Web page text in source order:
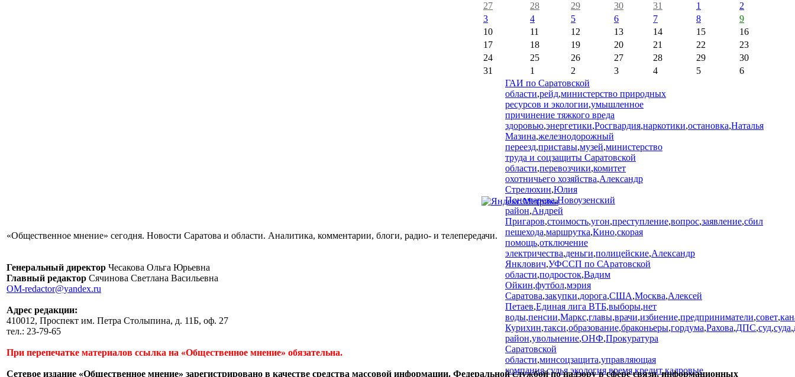
27
28 29 30 31 1
2
3
4 5 6 7 8
9
10
11 12 13 14 15
16
17
18 19 20 21 22
23
24
25 26 27 28 29
30
31
1 2 3 4 5
6
ГАИ по Саратовской
области,рейд,министерство природных
ресурсов и экологии,умышленное
причинение тяжкого вреда
здоровью,энергетики,Росгвардия,наркотики,остановка,Наталья
Мазина,железнодорожный
переезд,приставы,музей,министерство
труда и соцзащиты Саратовской
области,перевозчики,комитет
охотничьего хозяйства,Александр
Стрелюхин,Юлия
Пономарева,Новоузенский
район,Андрей
Пригаров,стоимость,угон,преступление,вопрос,заявление,сбил
пешехода,маршрутка,Кино,скорая
помощь,отключение
электричества,деньги,полицейские,Александр
Янклович,УФССП по САратовской
области,подросток,Вадим
Ойкин,футбол,мэрия
Саратова,закупки,дорога,США,Москва,Алексей
Петаев,Единая лига ВТБ,выборы,нет
воды,пенсии,Маркс,главы,врачи,избиение,предприниматели,совет,
Курихин,такси,образование,браконьеры,гордума,Рахова,ДПС,суд,суда,
район,увольнение,ОНФ,Прокуратура
Саратовской
области,минсоцзащита,управляющая
компания,судья,экология,время,кредит,кадровые
«Общественное мнение» сегодня. Новости Саратова и области. Аналитика, комментарии, блоги, радио- и телепередачи.
Генеральный директор Чесакова Ольга Юрьевна
Главный редактор Сячинова Светлана Васильевна
OM-redactor@yandex.ru
Адрес редакции:
410012, Проспект им. Петра Столыпина, д. 11Б, оф. 27
тел.: 23-79-65
При перепечатке материалов ссылка на «Общественное мнение» обязательна.
Сетевое издание «Общественное мнение» зарегистрировано в качестве средства массовой информации. Федеральной службой по надзору в сфере связи, информационных